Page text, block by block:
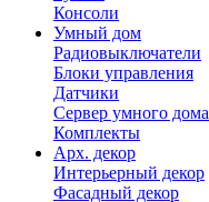
Консоли
Умный дом
Радиовыключатели
Блоки управления
Датчики
Сервер умного дома
Комплекты
Арх. декор
Интерьерный декор
Фасадный декор